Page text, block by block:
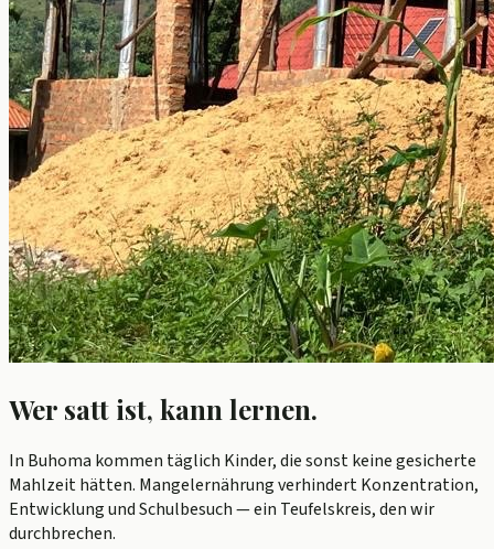
Wer satt ist, kann lernen.
In Buhoma kommen täglich Kinder, die sonst keine gesicherte
Mahlzeit hätten. Mangelernährung verhindert Konzentration,
Entwicklung und Schulbesuch — ein Teufelskreis, den wir
durchbrechen.